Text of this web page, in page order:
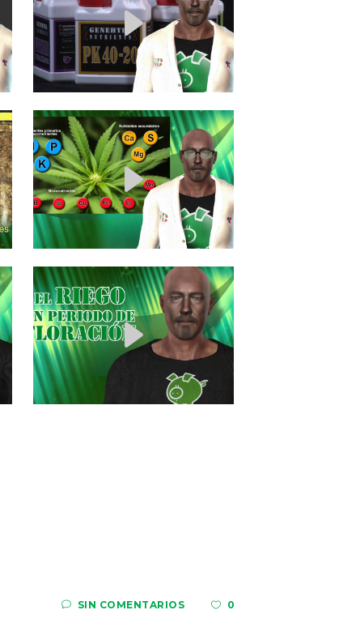
SIN COMENTARIOS 0